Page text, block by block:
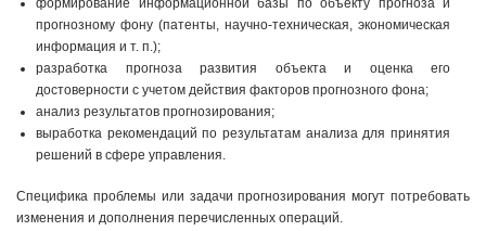
формирование информационной базы по объекту прогноза и
прогнозному фону (патенты, научно-техническая, экономическая
информация и т. п.);
разработка прогноза развития объекта и оценка его
достоверности с учетом действия факторов прогнозного фона;
анализ результатов прогнозирования;
выработка рекомендаций по результатам анализа для принятия
решений в сфере управления.
Специфика проблемы или задачи прогнозирования могут потребовать
изменения и дополнения перечисленных операций.